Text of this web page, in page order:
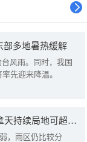
部多地暑热缓解
风雨。同时，我国
先迎来降温。
我国降雨强度进一步减弱 中东部大范围桑拿天持续局地可超38℃
，雨区仍比较分